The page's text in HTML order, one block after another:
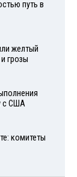
путь в
желтый
грозы
с США
комитеты